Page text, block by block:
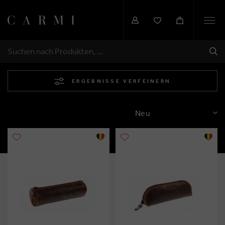
SUCHEN
ERGEBNISSE VERFEINERN
SORTIEREN